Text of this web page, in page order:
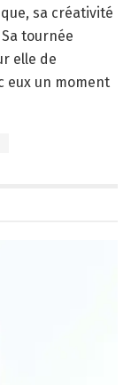
sa créativité
tournée
elle de
eux un moment